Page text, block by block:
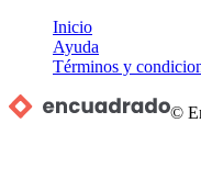
Inicio
Ayuda
Términos y
©